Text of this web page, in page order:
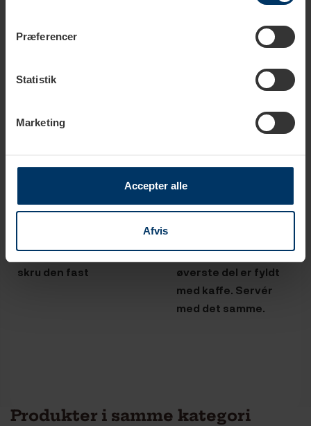
Præferencer
Statistik
Marketing
Accepter alle
Afvis
Indsæt filteret og fyld
det med malet kaffe
espressokande på og
skru den fast
kogepladen indtil den
øverste del er fyldt
med kaffe. Servér
med det samme.
Produkter i samme kategori